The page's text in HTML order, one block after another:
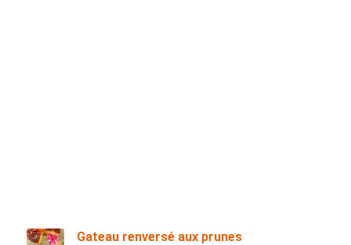
Gateau renversé aux prunes